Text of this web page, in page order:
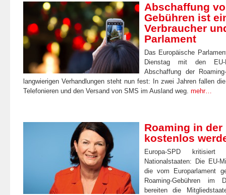
Abschaffung
Gebühren ist
Verbraucher
Parlament
Das Europäische
Dienstag mit den EU-
Abschaffung der
langwierigen Verhandlungen steht nun fest: In zwei Jahren fallen
Telefonieren und den Versand von SMS im Ausland weg. mehr…
Roaming in der
kostenlos
Europa-SPD kritisiert
Nationalstaaten: Die EU-
die vom Europarlament
Roaming-Gebühren im
bereiten die